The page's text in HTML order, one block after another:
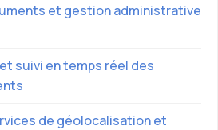
et gestion administrative
suivi en temps réel des
de géolocalisation et